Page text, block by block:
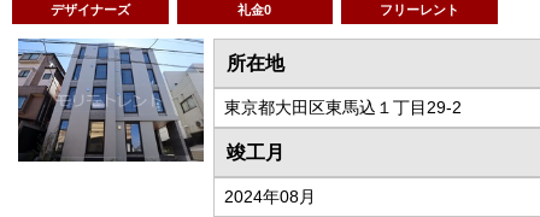
デザイナーズ 礼金0 フリーレント
所在地
東京都大田区東馬込１丁目29-2
竣工月
2024年08月